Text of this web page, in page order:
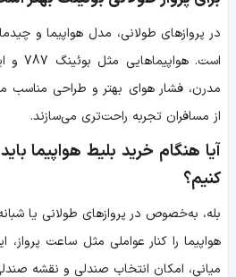
در پروازهای طولانی، مدل هواپیما و
مدرن، فشار هوای بهتر و طراحی مناسب
از مسافران تجربه راحت‌تری می‌سازند.
آیا هنگام خرید بلیط هواپیما
کنیم؟
بله، به‌خصوص در پروازهای طولانی یا
هواپیما را کنار عواملی مثل ساعت پرواز،
میانی، امکان انتخاب صندلی و نقشه